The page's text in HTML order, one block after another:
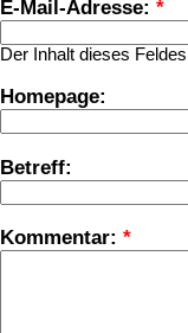
E-Mail-Adresse:*
Der Inhalt dieses
Homepage:
Betreff:
Kommentar:*